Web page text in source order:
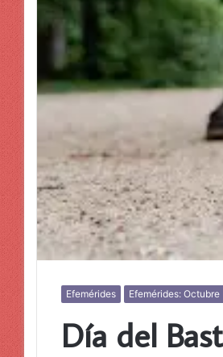
Efemérides Efemérides: Octubre
Día del